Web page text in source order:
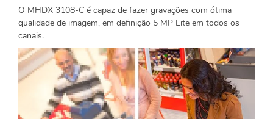
O MHDX 3108-C é capaz de fazer gravações com ótima
qualidade de imagem, em definição 5 MP Lite em todos os
canais.